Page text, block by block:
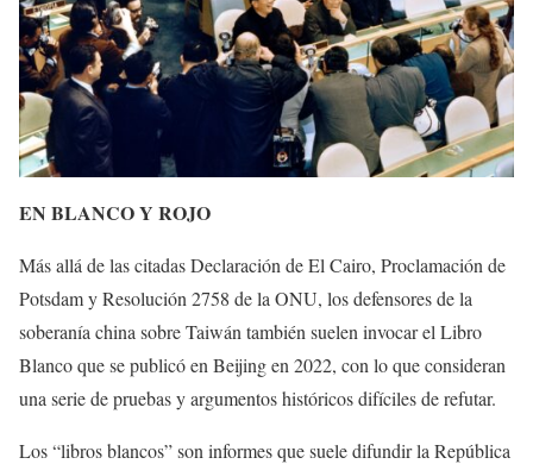
EN BLANCO Y ROJO
Más allá de las citadas Declaración de El Cairo, Proclamación de
Potsdam y Resolución 2758 de la ONU, los defensores de la
soberanía china sobre Taiwán también suelen invocar el Libro
Blanco que se publicó en Beijing en 2022, con lo que consideran
una serie de pruebas y argumentos históricos difíciles de refutar.
Los “libros blancos” son informes que suele difundir la República